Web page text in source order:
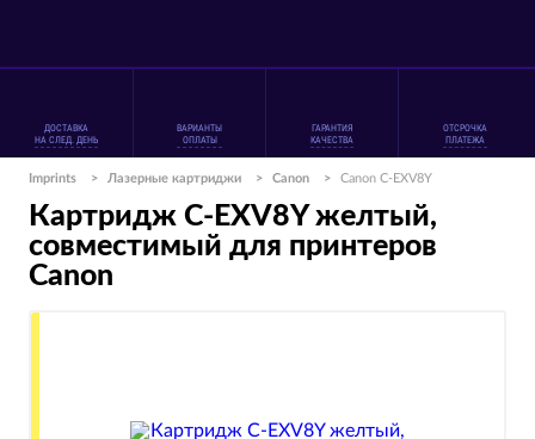
ДОСТАВКА
НА СЛЕД. ДЕНЬ
ВАРИАНТЫ
ОПЛАТЫ
ГАРАНТИЯ
КАЧЕСТВА
ОТСРОЧКА
ПЛАТЕЖА
Imprints > Лазерные картриджи > Canon > Canon C-EXV8Y
Картридж C-EXV8Y желтый,
совместимый для принтеров
Canon